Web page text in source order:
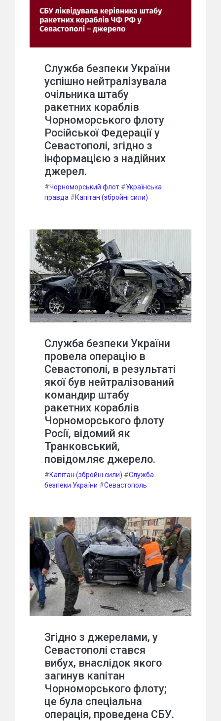
Служба безпеки України
успішно нейтралізувала
очільника штабу
ракетних кораблів
Чорноморського флоту
Російської Федерації у
Севастополі, згідно з
інформацією з надійних
джерел.
#Чорноморський флот #Українська
правда #Капітан (збройні сили)
Служба безпеки України
провела операцію в
Севастополі, в результаті
якої був нейтралізований
командир штабу
ракетних кораблів
Чорноморського флоту
Росії, відомий як
Транковський,
повідомляє джерело.
#Капітан (збройні сили) #Служба
безпеки України #Севастополь
Згідно з джерелами, у
Севастополі стався
вибух, внаслідок якого
загинув капітан
Чорноморського флоту;
це була спеціальна
операція, проведена СБУ.